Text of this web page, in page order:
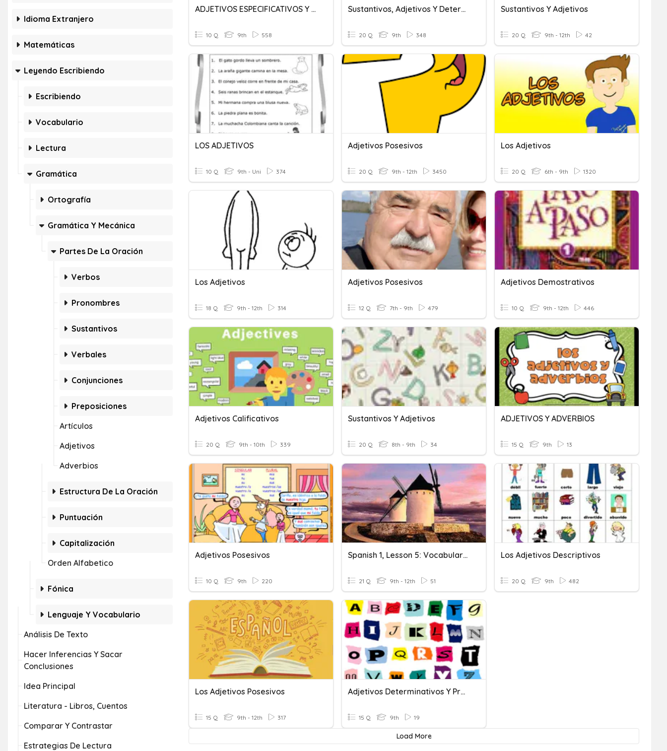
Idioma Extranjero
Matemáticas
Leyendo Escribiendo
Escribiendo
Vocabulario
Lectura
Gramática
Ortografía
Gramática Y Mecánica
Partes De La Oración
Verbos
Pronombres
Sustantivos
Verbales
Conjunciones
Preposiciones
Artículos
Adjetivos
Adverbios
Estructura De La Oración
Puntuación
Capitalización
Orden Alfabetico
Fónica
Lenguaje Y Vocabulario
Análisis De Texto
Hacer Inferencias Y Sacar
Conclusiones
Idea Principal
Literatura - Libros, Cuentos
Comparar Y Contrastar
Estrategias De Lectura
ADJETIVOS ESPECIFICATIVOS Y EXPLICATIVOS
10 Q 9th 558
Sustantivos, Adjetivos Y Determinantes
20 Q 9th 348
Sustantivos Y Adjetivos
20 Q 9th - 12th 42
LOS ADJETIVOS
10 Q 9th - Uni 374
Adjetivos Posesivos
20 Q 9th - 12th 3450
Los Adjetivos
20 Q 6th - 9th 1320
Los Adjetivos
18 Q 9th - 12th 314
Adjetivos Posesivos
12 Q 7th - 9th 479
Adjetivos Demostrativos
10 Q 9th - 12th 446
Adjetivos Calificativos
20 Q 9th - 10th 339
Sustantivos Y Adjetivos
20 Q 8th - 9th 34
ADJETIVOS Y ADVERBIOS
15 Q 9th 13
Adjetivos Posesivos
10 Q 9th 220
Spanish 1, Lesson 5: Vocabulario Adjetivos
21 Q 9th - 12th 51
Los Adjetivos Descriptivos
20 Q 9th 482
Los Adjetivos Posesivos
15 Q 9th - 12th 317
Adjetivos Determinativos Y Pronombres.
15 Q 9th 19
Load More